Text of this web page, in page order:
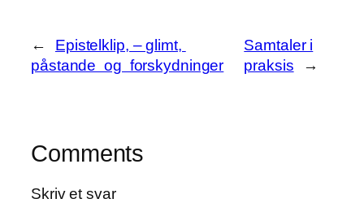
←
Epistelklip, – glimt,
påstande og forskydninger
Samtaler i
praksis
→
Comments
Skriv et svar